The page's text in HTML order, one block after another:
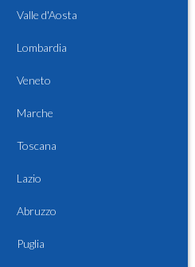
Valle d'Aosta
Lombardia
Veneto
Marche
Toscana
Lazio
Abruzzo
Puglia